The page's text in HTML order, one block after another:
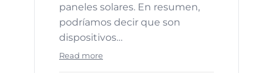
paneles solares. En resumen,
podríamos decir que son
dispositivos…
Read more